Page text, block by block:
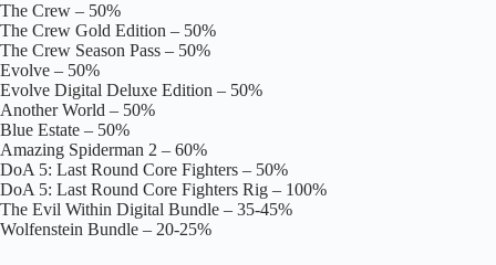
The Crew – 50%
The Crew Gold Edition – 50%
The Crew Season Pass – 50%
Evolve – 50%
Evolve Digital Deluxe Edition – 50%
Another World – 50%
Blue Estate – 50%
Amazing Spiderman 2 – 60%
DoA 5: Last Round Core Fighters – 50%
DoA 5: Last Round Core Fighters Rig – 100%
The Evil Within Digital Bundle – 35-45%
Wolfenstein Bundle – 20-25%